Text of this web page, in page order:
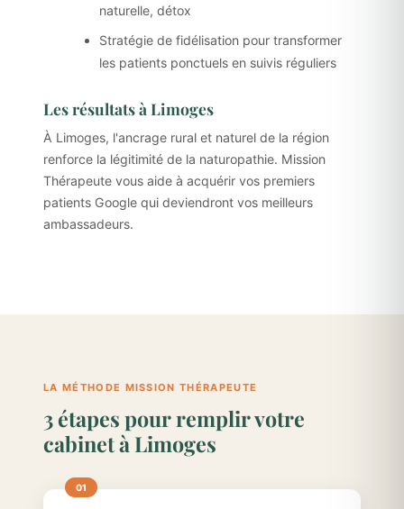
naturelle, détox
Stratégie de fidélisation pour transformer
les patients ponctuels en suivis réguliers
Les résultats à Limoges
À Limoges, l'ancrage rural et naturel de la région
renforce la légitimité de la naturopathie. Mission
Thérapeute vous aide à acquérir vos premiers
patients Google qui deviendront vos meilleurs
ambassadeurs.
LA MÉTHODE MISSION THÉRAPEUTE
3 étapes pour remplir votre
cabinet à Limoges